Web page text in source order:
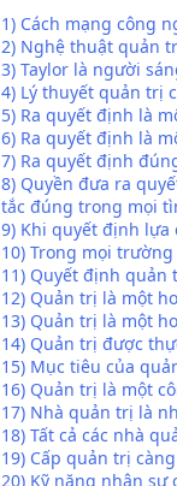
1) Cách mạng công
2) Nghệ thuật quản
3) Taylor là người
4) Lý thuyết quản trị
5) Ra quyết định là
6) Ra quyết định là
7) Ra quyết định
8) Quyền đưa ra
tắc đúng trong mọi
9) Khi quyết định
10) Trong mọi
11) Quyết định
12) Quản trị là một
13) Quản trị là một
14) Quản trị được
15) Mục tiêu của
16) Quản trị là một
17) Nhà quản trị là
18) Tất cả các nhà
19) Cấp quản trị
20) Kỹ năng nhân